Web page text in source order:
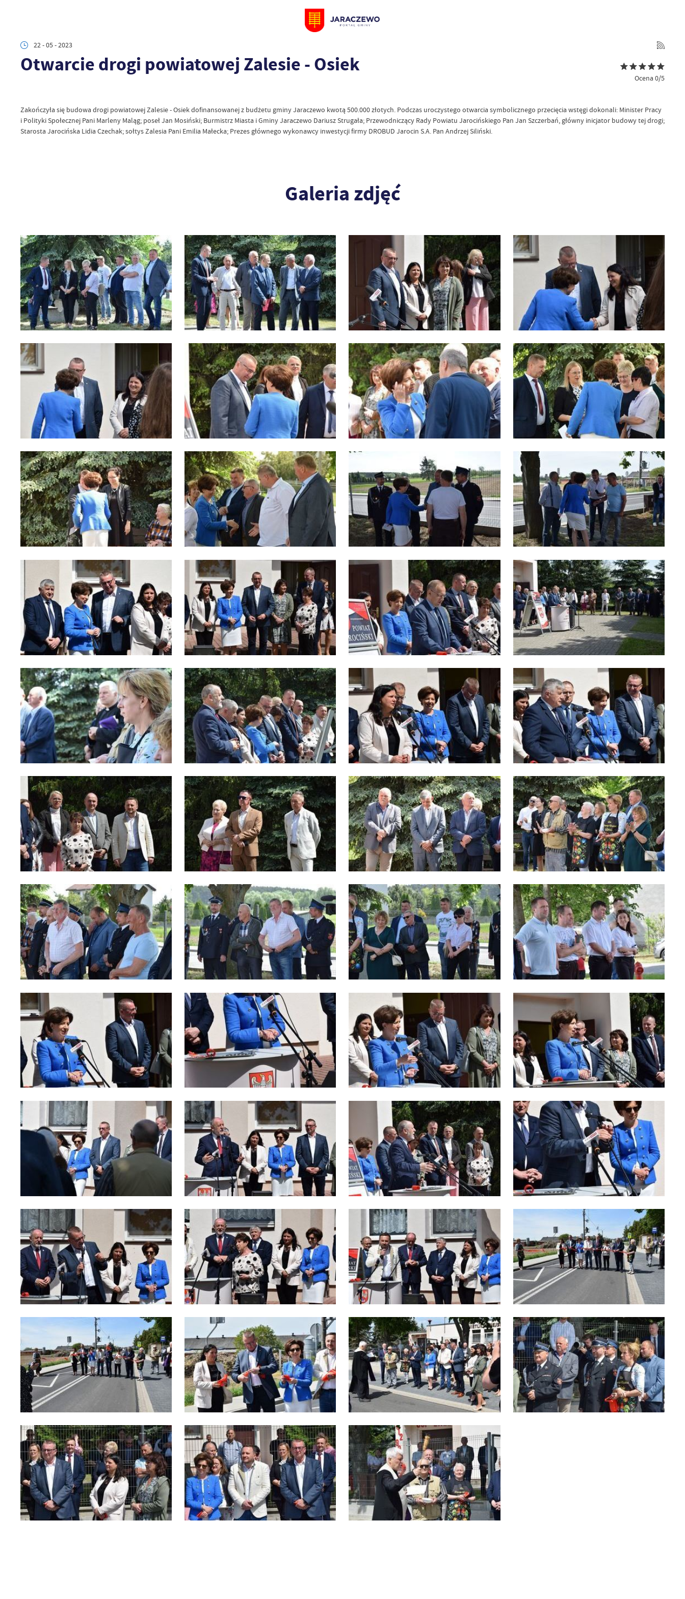
22 - 05 - 2023
Otwarcie drogi powiatowej Zalesie - Osiek
Ocena 0/5
Zakończyła się budowa drogi powiatowej Zalesie - Osiek dofinansowanej z budżetu gminy Jaraczewo kwotą 500.000 złotych. Podczas uroczystego otwarcia symbolicznego przecięcia wstęgi dokonali: Minister Pracy
i Polityki Społecznej Pani Marleny Maląg; poseł Jan Mosiński; Burmistrz Miasta i Gminy Jaraczewo Dariusz Strugała; Przewodniczący Rady Powiatu Jarocińskiego Pan Jan Szczerbań, główny inicjator budowy tej drogi;
Starosta Jarocińska Lidia Czechak; sołtys Zalesia Pani Emilia Małecka; Prezes głównego wykonawcy inwestycji firmy DROBUD Jarocin S.A. Pan Andrzej Siliński.
Galeria zdjęć